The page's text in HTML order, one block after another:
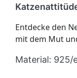
Entdecke den
mit dem Mut
Material: 925/